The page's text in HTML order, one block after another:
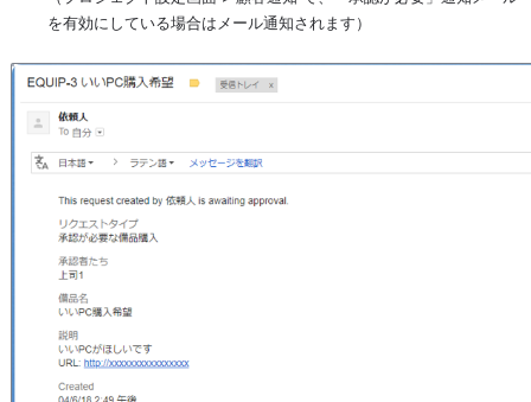
を有効にしている場合はメール通知されます）
を開く